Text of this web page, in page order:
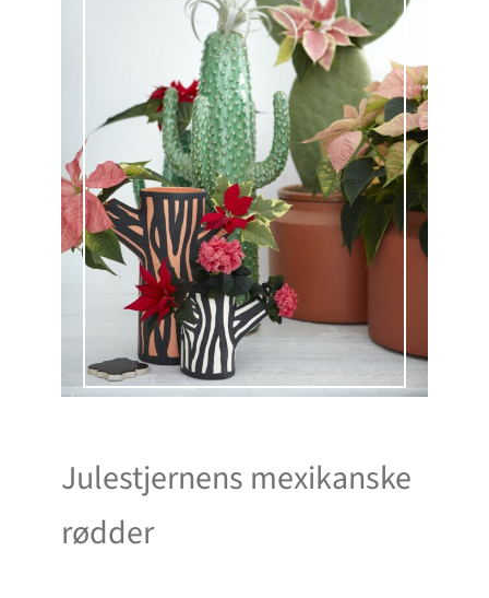
Julestjernens mexikanske
rødder